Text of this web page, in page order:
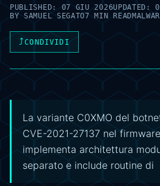
PUBLISHED:07 GIU 2026UPDATED:
BYSAMUEL SEGATO7 MIN READ
⤴CONDIVIDI
La variante C0XMO del
CVE-2021-27137 nel
implementa architettura
separato e include routine di